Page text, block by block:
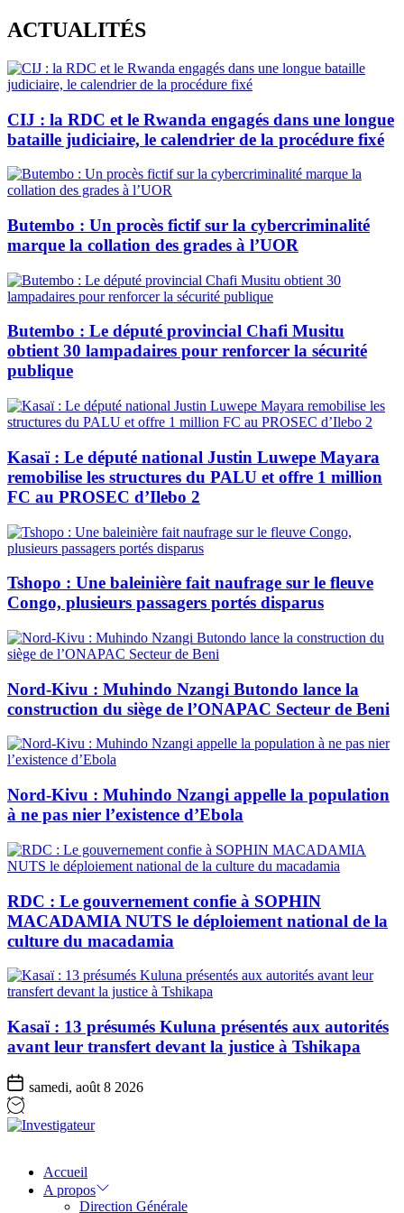
Skip
to
content
ACTUALITÉS
CIJ : la RDC et le Rwanda engagés dans une longue
bataille judiciaire, le calendrier de la procédure fixé
Butembo : Un procès fictif sur la cybercriminalité
marque la collation des grades à l’UOR
Butembo : Le député provincial Chafi Musitu
obtient 30 lampadaires pour renforcer la sécurité
publique
Kasaï : Le député national Justin Luwepe Mayara
remobilise les structures du PALU et offre 1 million
FC au PROSEC d’Ilebo 2
Tshopo : Une baleinière fait naufrage sur le fleuve
Congo, plusieurs passagers portés disparus
Nord-Kivu : Muhindo Nzangi Butondo lance la
construction du siège de l’ONAPAC Secteur de Beni
Nord-Kivu : Muhindo Nzangi appelle la population
à ne pas nier l’existence d’Ebola
RDC : Le gouvernement confie à SOPHIN
MACADAMIA NUTS le déploiement national de la
culture du macadamia
Kasaï : 13 présumés Kuluna présentés aux autorités
avant leur transfert devant la justice à Tshikapa
samedi, août 8 2026
Accueil
A propos
Direction Générale